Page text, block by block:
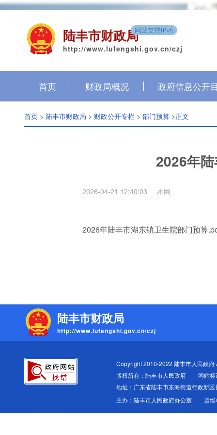
陆丰市财政局
http://www.lufengshi.gov.cn/czj
首页 财政局概况 政府信息公开
首页 > 陆丰市财政局 > 财政公开专栏 > 部门预算 >正文
2026年
2026-04-21 12:40:03 本网
2026年陆丰市湖东镇卫生院部门预算
陆丰市财政局
http://www.lufengshi.gov.cn/czj
Copyright 2010-2022 陆丰市人民政
版权所有：陆丰市人民政府
网站
地址：广东省陆丰市东海街道行政新
主办：陆丰市人民政府办公室
运维